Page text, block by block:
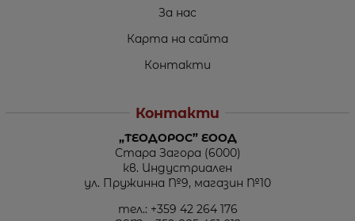
За нас
Карта на сайта
Контакти
Контакти
„ТЕОДОРОС” ЕООД
Стара Загора (6000)
кв. Индустриален
ул. Пружинна №9, магазин №10
тел.: +359 42 264 176